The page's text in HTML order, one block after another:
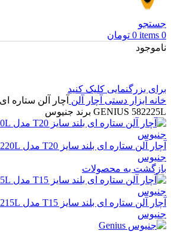
جستجو
0
items
0 تومان
ناموجود
برای بزرگنمایی کلیک کنید
خانه ابزار دستی آچار آلن
GENIUS 582225L برند جنیوس
جنیوس
بازگشت به محصولات
جنیوس